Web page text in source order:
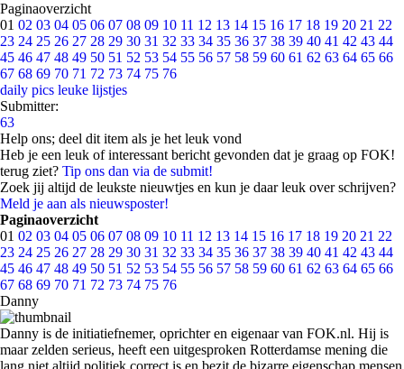
Paginaoverzicht
01 02 03 04 05 06 07 08 09 10 11 12 13 14 15 16 17 18 19 20 21 22
23 24 25 26 27 28 29 30 31 32 33 34 35 36 37 38 39 40 41 42 43 44
45 46 47 48 49 50 51 52 53 54 55 56 57 58 59 60 61 62 63 64 65 66
67 68 69 70 71 72 73 74 75 76
daily pics leuke lijstjes
Submitter:
63
Help ons; deel dit item als je het leuk vond
Heb je een leuk of interessant bericht gevonden dat je graag op FOK!
terug ziet? Tip ons dan via de submit!
Zoek jij altijd de leukste nieuwtjes en kun je daar leuk over schrijven?
Meld je aan als nieuwsposter!
Paginaoverzicht
01 02 03 04 05 06 07 08 09 10 11 12 13 14 15 16 17 18 19 20 21 22
23 24 25 26 27 28 29 30 31 32 33 34 35 36 37 38 39 40 41 42 43 44
45 46 47 48 49 50 51 52 53 54 55 56 57 58 59 60 61 62 63 64 65 66
67 68 69 70 71 72 73 74 75 76
Danny
Danny is de initiatiefnemer, oprichter en eigenaar van FOK.nl. Hij is
maar zelden serieus, heeft een uitgesproken Rotterdamse mening die
lang niet altijd politiek correct is en bezit de bizarre eigenschap mensen